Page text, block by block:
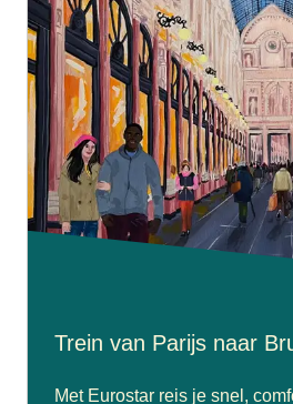
Trein van Parijs naar
Met Eurostar reis je snel,